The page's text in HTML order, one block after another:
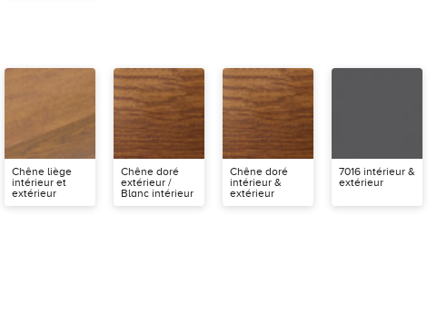
Chêne liège
intérieur et
extérieur
Chêne doré
extérieur /
Blanc intérieur
Chêne doré
intérieur &
extérieur
7016 intérieur &
extérieur